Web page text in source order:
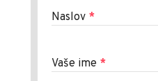
Naslov *
Vaše ime *